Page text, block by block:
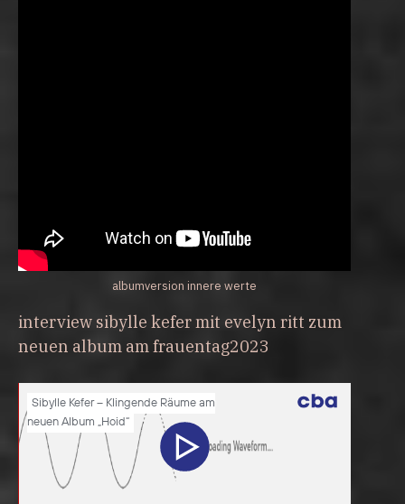
albumversion innere werte
interview sibylle kefer mit evelyn ritt zum
neuen album am frauentag2023